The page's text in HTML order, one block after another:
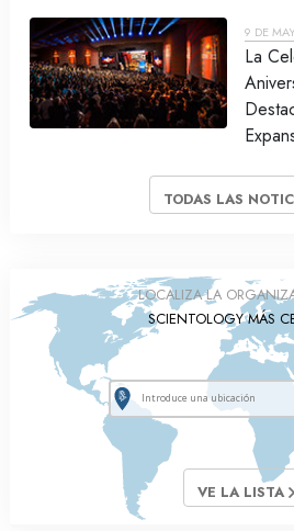
9 DE
La
TODAS LAS
LOCALIZA LA
SCIENTOLOGY MÁS
VE LA LISTA